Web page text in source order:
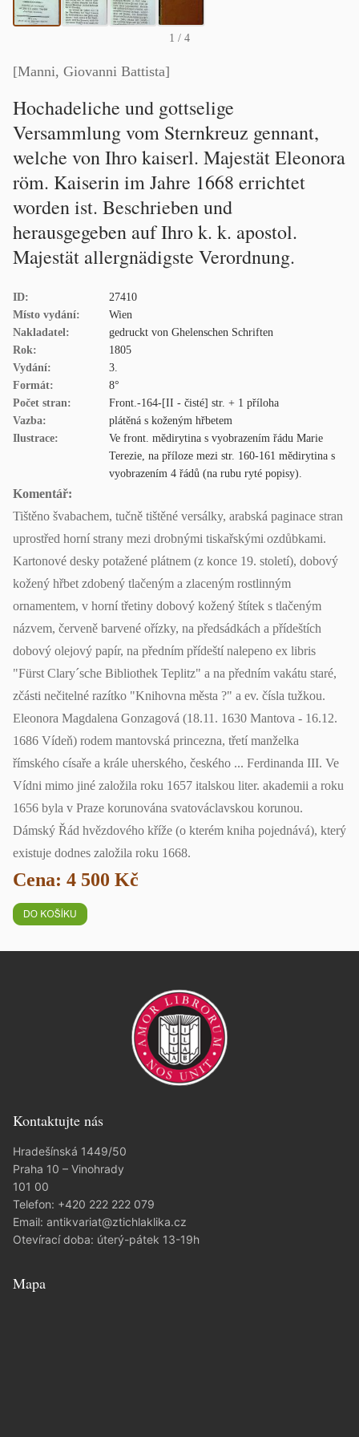
1 / 4
[Manni, Giovanni Battista]
Hochadeliche und gottselige
Versammlung vom Sternkreuz gennant,
welche von Ihro kaiserl. Majestät Eleonora
röm. Kaiserin im Jahre 1668 errichtet
worden ist. Beschrieben und
herausgegeben auf Ihro k. k. apostol.
Majestät allergnädigste Verordnung.
ID:
27410
Místo vydání:
Wien
Nakladatel:
gedruckt von Ghelenschen Schriften
Rok:
1805
Vydání:
3.
Formát:
8°
Počet stran:
Front.-164-[II - čisté] str. + 1 příloha
Vazba:
plátěná s koženým hřbetem
Ilustrace:
Ve front. mědirytina s vyobrazením řádu Marie
Terezie, na příloze mezi str. 160-161 mědirytina s
vyobrazením 4 řádů (na rubu ryté popisy).
Komentář:
Tištěno švabachem, tučně tištěné versálky, arabská paginace stran
uprostřed horní strany mezi drobnými tiskařskými ozdůbkami.
Kartonové desky potažené plátnem (z konce 19. století), dobový
kožený hřbet zdobený tlačeným a zlaceným rostlinným
ornamentem, v horní třetiny dobový kožený štítek s tlačeným
názvem, červeně barvené ořízky, na předsádkách a přídeštích
dobový olejový papír, na předním přídeští nalepeno ex libris
"Fürst Clary´sche Bibliothek Teplitz" a na předním vakátu staré,
zčásti nečitelné razítko "Knihovna města ?" a ev. čísla tužkou.
Eleonora Magdalena Gonzagová (18.11. 1630 Mantova - 16.12.
1686 Vídeň) rodem mantovská princezna, třetí manželka
římského císaře a krále uherského, českého ... Ferdinanda III. Ve
Vídni mimo jiné založila roku 1657 italskou liter. akademii a roku
1656 byla v Praze korunována svatováclavskou korunou.
Dámský Řád hvězdového kříže (o kterém kniha pojednává), který
existuje dodnes založila roku 1668.
Cena: 4 500 Kč
Kontaktujte nás
Hradešínská 1449/50
Praha 10 – Vinohrady
101 00
Telefon: +420 222 222 079
Email: antikvariat@ztichlaklika.cz
Otevírací doba: úterý-pátek 13-19h
Mapa